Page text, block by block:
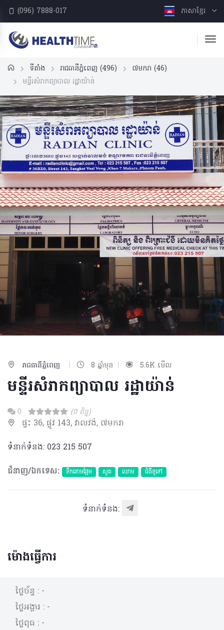
(096) 7888-017 ភាសាខ្មែរ
ទីតាំង រាជធានីភ្នំពេញ (496) ៧មករា (46)
មន្ទីរសំរាកព្យាបាល​ រដ្ឋាយ៉ាន់
រាជធានីភ្នំពេញ | 8 ឆ្នាំមុន | 5.6K មើល
មន្ទីរសំរាកព្យាបាល​ រដ្ឋាយ៉ាន់
0 (0 ពិន្ទុ)
ផ្ទះ 36, ផ្លូវ 143, វាលវង់, ៧មករា
ទំនាក់ទំនង: 023 215 507
ជំនាញ/ឯកទេស:
ទឹកនោមផ្អែម សួត ឈាម ជំងឺទូទៅ
ទំនាក់ទំនង:
ម៉ោងធ្វើការ
ថ្ងៃច័ន្ទ : -
ថ្ងៃអង្គារ : -
ថ្ងៃពុធ : -